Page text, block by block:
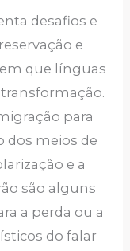
desafios e
e
que línguas
para
dos meios de
e a
são alguns
a perda ou a
do falar